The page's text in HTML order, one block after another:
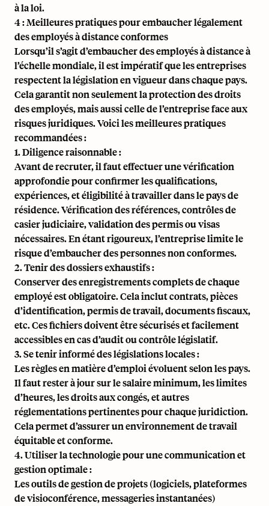
à la loi.
4 : Meilleures pratiques pour embaucher légalement
des employés à distance conformes
Lorsqu’il s’agit d’embaucher des employés à distance à
l’échelle mondiale, il est impératif que les entreprises
respectent la législation en vigueur dans chaque pays.
Cela garantit non seulement la protection des droits
des employés, mais aussi celle de l’entreprise face aux
risques juridiques. Voici les meilleures pratiques
recommandées :
1. Diligence raisonnable :
Avant de recruter, il faut effectuer une vérification
approfondie pour confirmer les qualifications,
expériences, et éligibilité à travailler dans le pays de
résidence. Vérification des références, contrôles de
casier judiciaire, validation des permis ou visas
nécessaires. En étant rigoureux, l’entreprise limite le
risque d’embaucher des personnes non conformes.
2. Tenir des dossiers exhaustifs :
Conserver des enregistrements complets de chaque
employé est obligatoire. Cela inclut contrats, pièces
d’identification, permis de travail, documents fiscaux,
etc. Ces fichiers doivent être sécurisés et facilement
accessibles en cas d’audit ou contrôle législatif.
3. Se tenir informé des législations locales :
Les règles en matière d’emploi évoluent selon les pays.
Il faut rester à jour sur le salaire minimum, les limites
d’heures, les droits aux congés, et autres
réglementations pertinentes pour chaque juridiction.
Cela permet d’assurer un environnement de travail
équitable et conforme.
4. Utiliser la technologie pour une communication et
gestion optimale :
Les outils de gestion de projets (logiciels, plateformes
de visioconférence, messageries instantanées)